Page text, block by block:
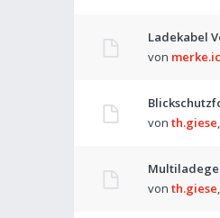
Ladekabel
von
von th.giese,
von th.giese,